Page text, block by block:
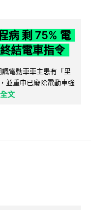
病 剩 75% 電
結電車指令
電動車車主患有「里
並重申已廢除電動車強
文